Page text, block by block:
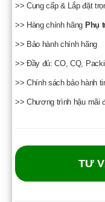
>> Cung cấp & Lắp đặt
>> Hàng chính hãng Phụ
>> Bảo hành chính hãng
>> Đầy đủ: CO, CQ,
>> Chính sách bảo hành
>> Chương trình hậu mãi
TƯ